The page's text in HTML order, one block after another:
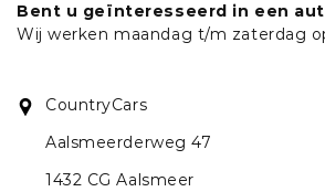
Bent u geïnteresseerd in een
Wij werken maandag t/m zaterdag
CountryCars
Aalsmeerderweg 47
1432 CG Aalsmeer